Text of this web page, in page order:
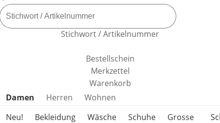
Stichwort / Artikelnummer
Bestellschein
Merkzettel
Warenkorb
Produktkategorien überspringen
Damen Herren
Wohnen
Neu!
Bekleidung Wäsche Schuhe
Grosse